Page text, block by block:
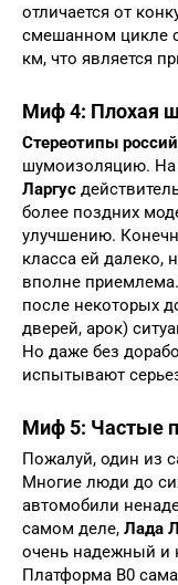
отличается от
смешанном цикле
км, что является
Миф 4: Плохая
Стереотипы
шумоизоляцию. На
Ларгус
более поздних
улучшению.
класса ей далеко,
вполне
после некоторых
дверей, арок)
Но даже без
испытывают
Миф 5: Частые
Пожалуй, один из
Многие люди до
автомобили
самом деле, Лада
очень надежный и
Платформа B0